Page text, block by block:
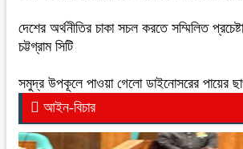
দেশের অর্থনীতির চাকা সচল করতে সম্মিলিত
চট্টগ্রাম সিটি
সমুদ্র উপকূলে পাওয়া গেলো ডাইনোসরের পায়ের
আইন-বিচার